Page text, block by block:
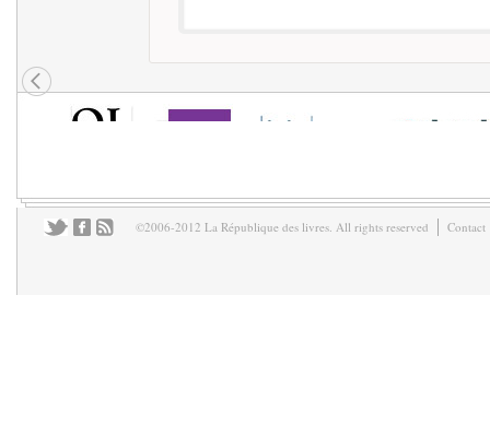
©2006-2012 La République des livres. All rights reserved Contact